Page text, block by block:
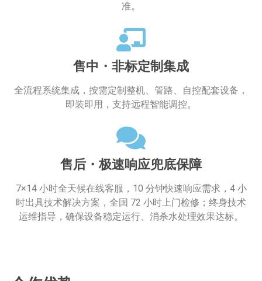
准。
售中・非标定制集成
全流程系统集成，按需定制整机、管路、自控配套设备，
即装即用，支持远程智能调控。
售后・极速响应兜底保障
7×14 小时全天候在线客服，10 分钟快速响应需求，4 小
时出具技术解决方案，全国 72 小时上门检修；终身技术
运维指导，确保设备稳定运行、消杀水处理效果达标。